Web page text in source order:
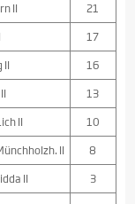
II
21
17
II
16
13
II
10
II
8
II
3